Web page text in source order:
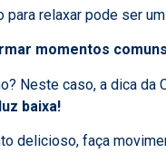
para relaxar pode ser
momentos
Neste caso, a dica da
baixa!
delicioso, faça